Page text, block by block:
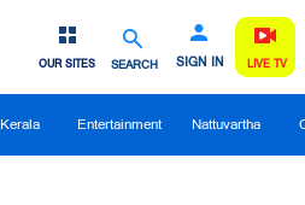
SEARCH SIGN IN
OUR SITES LIVE TV
Kerala Entertainment Nattuvartha